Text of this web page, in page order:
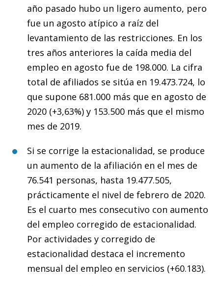
año pasado hubo un ligero aumento, pero
fue un agosto atípico a raíz del
levantamiento de las restricciones. En los
tres años anteriores la caída media del
empleo en agosto fue de 198.000. La cifra
total de afiliados se sitúa en 19.473.724, lo
que supone 681.000 más que en agosto de
2020 (+3,63%) y 153.500 más que el mismo
mes de 2019.
Si se corrige la estacionalidad, se produce
un aumento de la afiliación en el mes de
76.541 personas, hasta 19.477.505,
prácticamente el nivel de febrero de 2020.
Es el cuarto mes consecutivo con aumento
del empleo corregido de estacionalidad.
Por actividades y corregido de
estacionalidad destaca el incremento
mensual del empleo en servicios (+60.183).